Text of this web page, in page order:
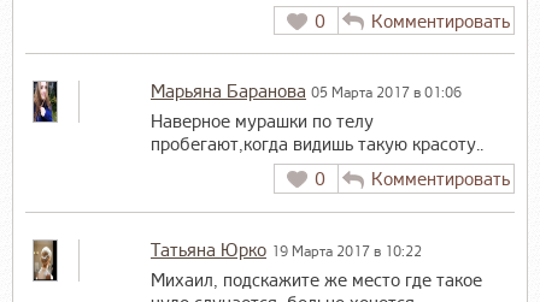
0
Комментировать
Марьяна Баранова 05 Марта 2017 в 01:06
Наверное мурашки по телу
пробегают,когда видишь такую красоту..
0
Комментировать
Татьяна Юрко 19 Марта 2017 в 10:22
Михаил, подскажите же место где такое